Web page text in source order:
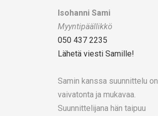
Isohanni Sami
Myyntipäällikkö
050 437 2235
Lähetä viesti Samille!
Samin kanssa suunnittelu on
vaivatonta ja mukavaa.
Suunnittelijana hän taipuu